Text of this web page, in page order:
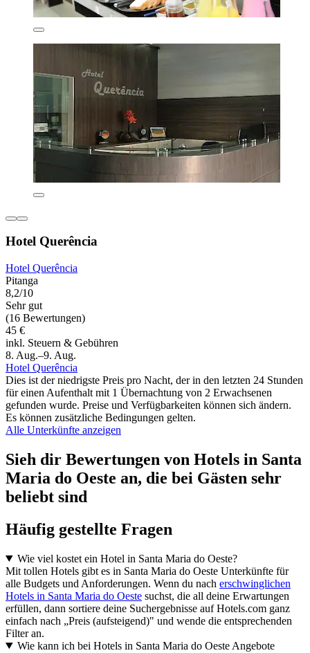
Hotel Querência
Hotel Querência
Pitanga
8,2/10
Sehr gut
(16 Bewertungen)
45 €
inkl. Steuern & Gebühren
8. Aug.–9. Aug.
Hotel Querência
Dies ist der niedrigste Preis pro Nacht, der in den letzten 24 Stunden
für einen Aufenthalt mit 1 Übernachtung von 2 Erwachsenen
gefunden wurde. Preise und Verfügbarkeiten können sich ändern.
Es können zusätzliche Bedingungen gelten.
Alle Unterkünfte anzeigen
Sieh dir Bewertungen von Hotels in Santa
Maria do Oeste an, die bei Gästen sehr
beliebt sind
Häufig gestellte Fragen
Wie viel kostet ein Hotel in Santa Maria do Oeste?
Mit tollen Hotels gibt es in Santa Maria do Oeste Unterkünfte für
alle Budgets und Anforderungen. Wenn du nach erschwinglichen
Hotels in Santa Maria do Oeste suchst, die all deine Erwartungen
erfüllen, dann sortiere deine Suchergebnisse auf Hotels.com ganz
einfach nach „Preis (aufsteigend)" und wende die entsprechenden
Filter an.
Wie kann ich bei Hotels in Santa Maria do Oeste Angebote